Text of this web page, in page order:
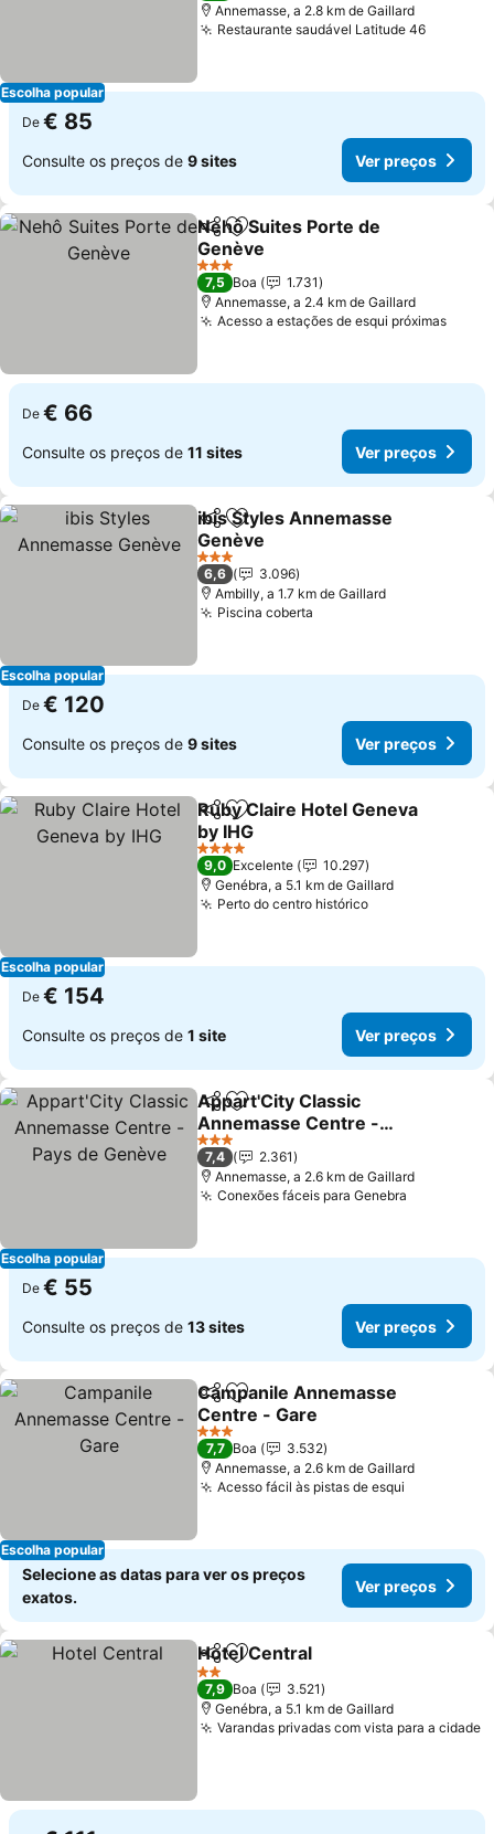
Escolha popular
Annemasse, a 2.8 km de Gaillard
Restaurante saudável Latitude 46Ver
De € 85
Consulte os preços de 9 sites Ver preços
PartilharAdicionar aos favoritos
Nehô Suites Porte de
Genève
Ver preços
3 Estrelas
7,5 Boa
1.731
Annemasse, a 2.4 km de Gaillard
Acesso a estações de esqui próximasVer
De € 66
Consulte os preços de 11 sites Ver preços
Escolha popular
PartilharAdicionar aos favoritos
ibis Styles Annemasse
Genève
Ver preços
3 Estrelas
6,6
3.096
Ambilly, a 1.7 km de Gaillard
Piscina coberta
De € 120
Consulte os preços de 9 sites Ver preços
Escolha popular
PartilharAdicionar aos favoritos
Ruby Claire Hotel Geneva
by IHG
Ver preços
4 Estrelas
9,0 Excelente
10.297
Genébra, a 5.1 km de Gaillard
Perto do centro históricoVer preços
De € 154
Consulte os preços de 1 site Ver preços
Escolha popular
PartilharAdicionar aos favoritos
Appart'City Classic
Annemasse Centre -
Pays de Genève
Ver preços
3 Estrelas
7,4
2.361
Annemasse, a 2.6 km de Gaillard
Conexões fáceis para Genebra
De € 55
Consulte os preços de 13 sites Ver preços
Escolha popular
PartilharAdicionar aos favoritos
Campanile Annemasse
Centre - Gare
Ver preços
3 Estrelas
7,7 Boa
3.532
Annemasse, a 2.6 km de Gaillard
Acesso fácil às pistas de esqui
Selecione as datas para ver os preços
exatos.
Ver preços
PartilharAdicionar aos favoritos
Hotel Central
2 Estrelas
7,9 Boa
3.521
Genébra, a 5.1 km de Gaillard
Varandas privadas com vista para a cidade